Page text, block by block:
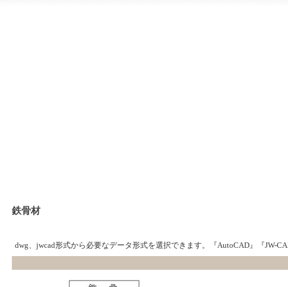
鉄骨材
dwg、jwcad形式から必要なデータ形式を選択できます。『AutoCAD』『JW-